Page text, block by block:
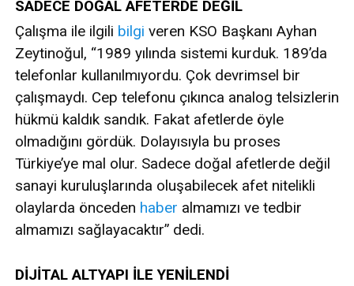
SADECE DOĞAL AFETERDE DEĞİL
Çalışma ile ilgili bilgi veren KSO Başkanı Ayhan
Zeytinoğul, “1989 yılında sistemi kurduk. 189’da
telefonlar kullanılmıyordu. Çok devrimsel bir
çalışmaydı. Cep telefonu çıkınca analog telsizlerin
hükmü kaldık sandık. Fakat afetlerde öyle
olmadığını gördük. Dolayısıyla bu proses
Türkiye’ye mal olur. Sadece doğal afetlerde değil
sanayi kuruluşlarında oluşabilecek afet nitelikli
olaylarda önceden haber almamızı ve tedbir
almamızı sağlayacaktır” dedi.
DİJİTAL ALTYAPI İLE YENİLENDİ